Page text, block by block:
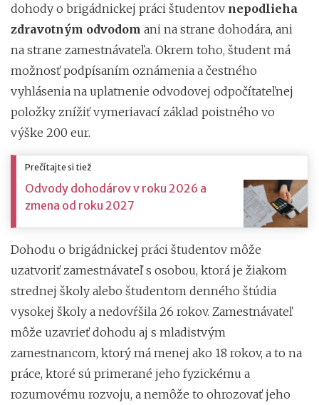
dohody o brigádnickej práci študentov nepodlieha
zdravotným odvodom ani na strane dohodára, ani
na strane zamestnávateľa. Okrem toho, študent má
možnosť podpísaním oznámenia a čestného
vyhlásenia na uplatnenie odvodovej odpočítateľnej
položky znížiť vymeriavací základ poistného vo
výške 200 eur.
Prečítajte si tiež
Odvody dohodárov v roku 2026 a
zmena od roku 2027
Dohodu o brigádnickej práci študentov môže
uzatvoriť zamestnávateľ s osobou, ktorá je žiakom
strednej školy alebo študentom denného štúdia
vysokej školy a nedovŕšila 26 rokov. Zamestnávateľ
môže uzavrieť dohodu aj s mladistvým
zamestnancom, ktorý má menej ako 18 rokov, a to na
práce, ktoré sú primerané jeho fyzickému a
rozumovému rozvoju, a nemôže to ohrozovať jeho